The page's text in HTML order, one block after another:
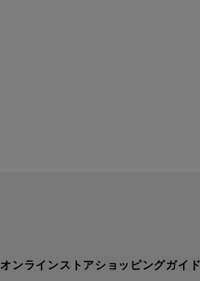
オンラインストアショッピングガイド